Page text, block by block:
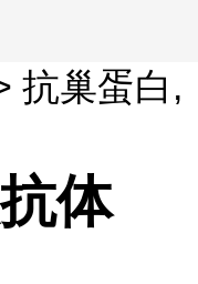
抗巢蛋白,
体